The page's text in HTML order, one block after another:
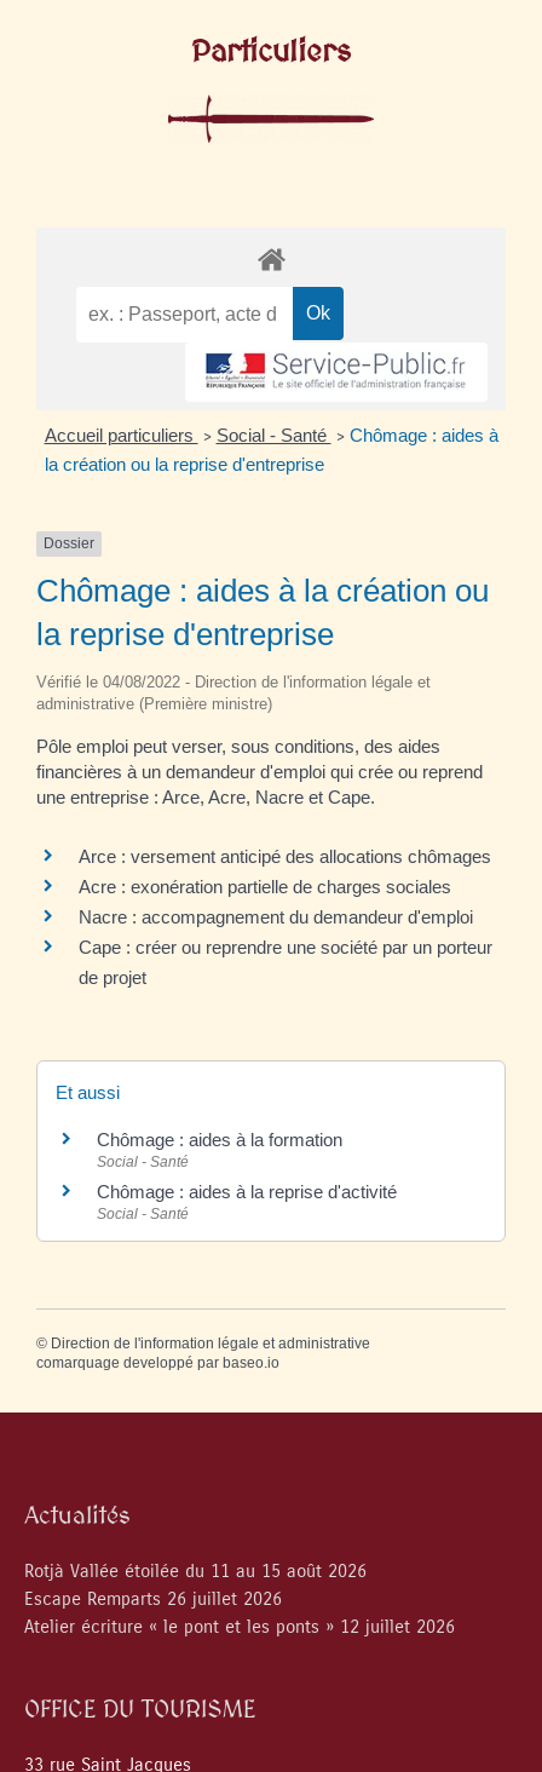
Particuliers
Accueil particuliers > Social - Santé > Chômage : aides à
la création ou la reprise d'entreprise
Dossier
Chômage : aides à la création ou
la reprise d'entreprise
Vérifié le 04/08/2022 - Direction de l'information légale et
administrative (Première ministre)
Pôle emploi peut verser, sous conditions, des aides
financières à un demandeur d'emploi qui crée ou reprend
une entreprise : Arce, Acre, Nacre et Cape.
Arce : versement anticipé des allocations chômages
Acre : exonération partielle de charges sociales
Nacre : accompagnement du demandeur d'emploi
Cape : créer ou reprendre une société par un porteur
de projet
Et aussi
Chômage : aides à la formation
Social - Santé
Chômage : aides à la reprise d'activité
Social - Santé
© Direction de l'information légale et administrative
comarquage developpé par baseo.io
Actualités
Rotjà Vallée étoilée du 11 au 15 août 2026
Escape Remparts 26 juillet 2026
Atelier écriture « le pont et les ponts » 12 juillet 2026
OFFICE DU TOURISME
33 rue Saint Jacques